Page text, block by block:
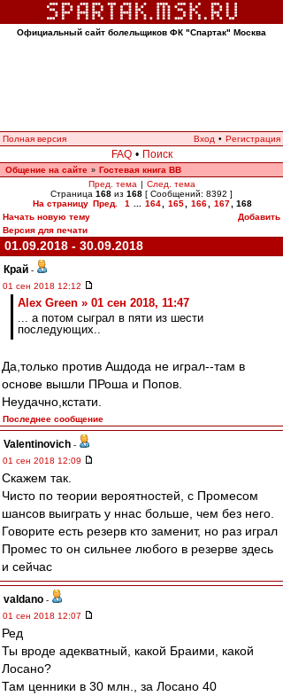
Официальный сайт болельщиков ФК "Спартак" Москва
Полная версия Вход • Регистрация
FAQ • Поиск
Общение на сайте » Гостевая книга ВВ
Пред. тема | След. тема
Страница 168 из 168 [ Сообщений: 8392 ]
На страницу Пред. 1 164 165 166 167
168
Начать новую тему
Добавить
Версия для печати
01.09.2018 - 30.09.2018
Край -
01 сен 2018 12:12
Alex Green » 01 сен 2018, 11:47
... а потом сыграл в пяти из шести
последующих..
Да,только против Ашдода не играл--там в
основе вышли ПРоша и Попов.
Неудачно,кстати.
Последнее сообщение
Valentinovich -
01 сен 2018 12:09
Скажем так.
Чисто по теории вероятностей, с Промесом
шансов выиграть у ннас больше, чем без него.
Говорите есть резерв кто заменит, но раз играл
Промес то он сильнее любого в резерве здесь
и сейчас
valdano -
01 сен 2018 12:07
Ред
Ты вроде адекватный, какой Браими, какой
Лосано?
Там ценники в 30 млн., за Лосано 40